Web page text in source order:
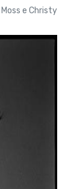
e Christy